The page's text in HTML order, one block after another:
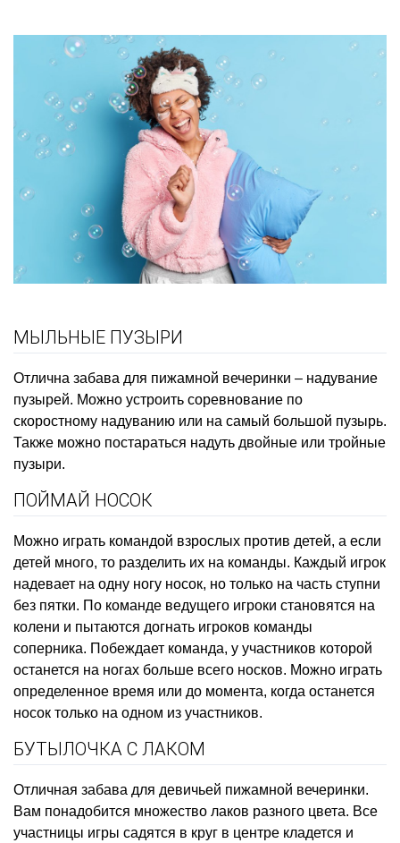
МЫЛЬНЫЕ ПУЗЫРИ
Отлична забава для пижамной вечеринки – надувание
пузырей. Можно устроить соревнование по
скоростному надуванию или на самый большой пузырь.
Также можно постараться надуть двойные или тройные
пузыри.
ПОЙМАЙ НОСОК
Можно играть командой взрослых против детей, а если
детей много, то разделить их на команды. Каждый игрок
надевает на одну ногу носок, но только на часть ступни
без пятки. По команде ведущего игроки становятся на
колени и пытаются догнать игроков команды
соперника. Побеждает команда, у участников которой
останется на ногах больше всего носков. Можно играть
определенное время или до момента, когда останется
носок только на одном из участников.
БУТЫЛОЧКА С ЛАКОМ
Отличная забава для девичьей пижамной вечеринки.
Вам понадобится множество лаков разного цвета. Все
участницы игры садятся в круг в центре кладется и